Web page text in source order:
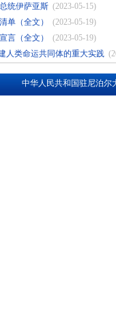
统伊萨亚斯 (2023-05-15)
单（全文）
(2023-05-19)
言（全文）
(2023-05-19)
人类命运共同体的重大实践
中华人民共和国驻尼泊尔